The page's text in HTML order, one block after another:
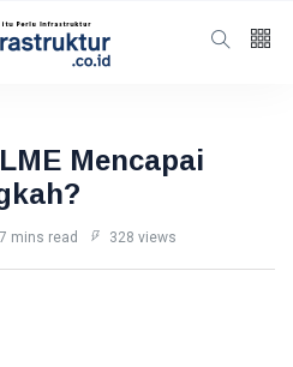
Mencapai
7 mins read 328 views